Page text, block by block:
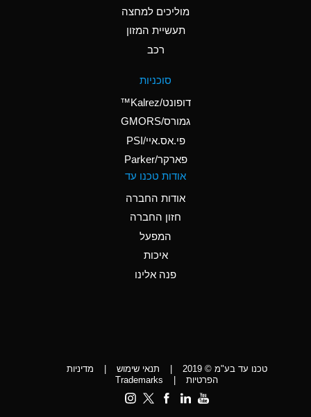
Ammonium Nitrite
Ammonium Persulfate
Ammonium Phosphate
A
Ammonium Sulfate
*
Amyl Acetate (Banana
Aniline
D
Aniline Dyes
C
מוליכים למחצה
תעשיית המזון
רכב
סוכניות
דופונט/Kalrez™
גמורס/GMORS
פי.אס.איי/PSI
פארקר/Parker
אודות טכנו עד
אודות החברה
חזון החברה
המפעל
איכות
פנה אלינו
טכנו עד בע"מ © 2019 | תנאי שימוש |
מדיניות
הפרטיות
|
Trademarks